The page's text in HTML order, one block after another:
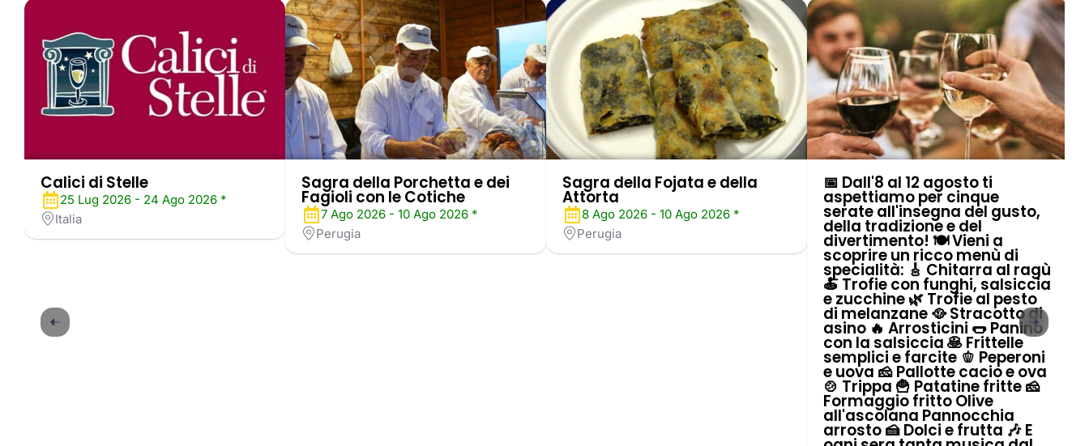
Calici di Stelle
25 Lug 2026 - 24 Ago 2026 *
Italia
Sagra della Porchetta e dei
Fagioli con le Cotiche
7 Ago 2026 - 10 Ago 2026 *
Perugia
Sagra della Fojata e della
Attorta
8 Ago 2026 - 10 Ago 2026 *
Perugia
📅 Dall'8 al 12 agosto ti
aspettiamo per cinque
serate all'insegna del gusto,
della tradizione e del
divertimento! 🍽️ Vieni a
scoprire un ricco menù di
specialità: 🎸 Chitarra al ragù
🍝 Trofie con funghi, salsiccia
e zucchine 🌿 Trofie al pesto
di melanzane 🥘 Stracotto di
asino 🔥 Arrosticini 🌭 Panino
con la salsiccia 🥞 Frittelle
semplici e farcite 🫑 Peperoni
e uova 🧀 Pallotte cacio e ova
🍲 Trippa 🍟 Patatine fritte 🧀
Formaggio fritto Olive
all'ascolana Pannocchia
arrosto 🍰 Dolci e frutta 🎶 E